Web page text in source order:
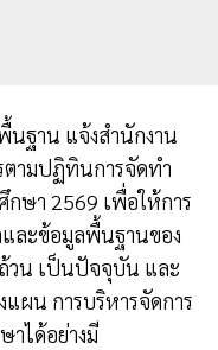
นฐาน แจ้งสำนักงาน
ามปฏิทินการจัดทำ
กษา 2569 เพื่อให้การ
ละข้อมูลพื้นฐานของ
ถ้วน เป็นปัจจุบัน และ
แผน การบริหารจัดการ
าได้อย่างมี